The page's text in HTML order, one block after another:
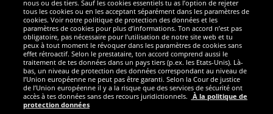
Réseaux sociaux
nous ou des tiers. Sauf les cookies essentiels tu as l’option de rejeter
tous les cookies ou en les acceptant séparément dans les paramètres de
cookies. Voir notre politique de protection des données et les
paramètres de cookies pour plus d’informations. Ton accord n’est pas
obligatoire, pas nécessaire pour l’utilisation de notre site web et tu
peux à tout moment le révoquer dans les paramètres de cookies sans
effet rétroactif. Selon le prestataire, ton accord comprend aussi le
traitement de tes données dans un pays tiers (p.ex. les Etats-Unis). Là-
bas, un niveau de protection des données correspondant au niveau de
l’Union européenne ne peut pas être garanti. Selon la Cour de justice
de l’Union européenne il y a la risque que des services de sécurité ont
accès à tes données sans des recours juridictionnels. À la politique de
protection données